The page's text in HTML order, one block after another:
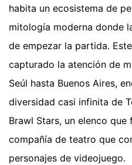
habita un ecosistema de
mitología moderna donde
de empezar la partida.
capturado la atención de
Seúl hasta Buenos Aires,
diversidad casi infinita de
Brawl Stars, un elenco que
compañía de teatro que
personajes de videojuego.